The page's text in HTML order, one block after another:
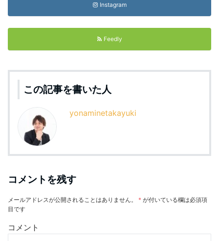
Instagram
Feedly
この記事を書いた人
yonaminetakayuki
コメントを残す
メールアドレスが公開されることはありません。 * が付いている欄は必須項
目です
コメント